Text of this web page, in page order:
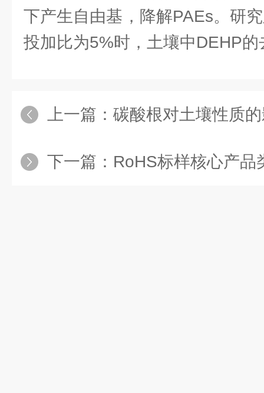
下产生自由基，降解PAEs。研
投加比为5%时，土壤中DEHP
上一篇： 碳酸根对土壤性质
下一篇： RoHS标样核心产品